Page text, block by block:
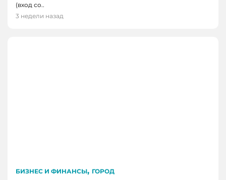
(вход со..
3 недели назад
БИЗНЕС И ФИНАНСЫ, ГОРОД